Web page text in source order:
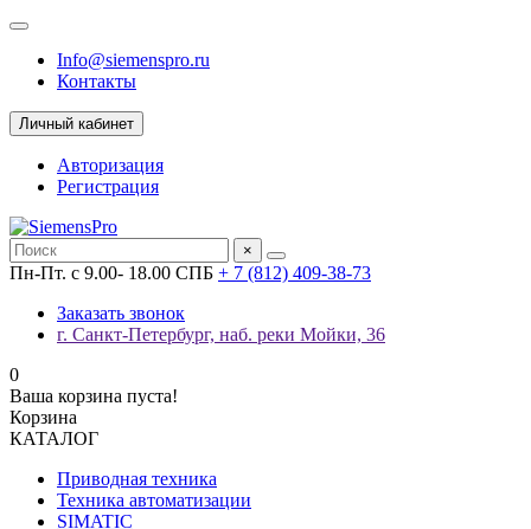
Info@siemenspro.ru
Контакты
Личный кабинет
Авторизация
Регистрация
×
Пн-Пт. с 9.00- 18.00 СПБ + 7 (812) 409-38-73
Заказать звонок
г. Санкт-Петербург, наб. реки Мойки, 36
0
Ваша корзина пуста!
Корзина
КАТАЛОГ
Приводная техника
Техника автоматизации
SIMATIC